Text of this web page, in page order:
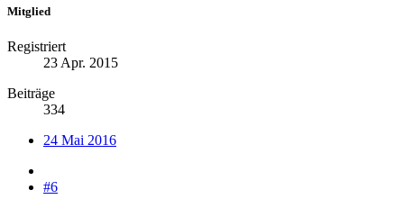
Mitglied
Registriert
23 Apr. 2015
Beiträge
334
24 Mai 2016
#6